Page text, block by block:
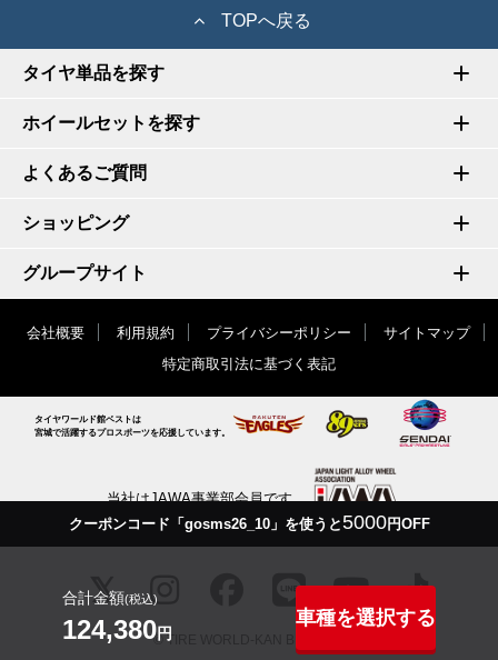
クーポンコード「gosms26_10」を使うと5000円OFF
合計金額(税込)
124,380円
車種を選択する
TOPへ戻る
タイヤ単品を探す
ホイールセットを探す
よくあるご質問
ショッピング
グループサイト
会社概要 利用規約 プライバシーポリシー
サイトマップ
特定商取引法に基づく表記
タイヤワールド館ベストは
宮城で活躍するプロスポーツを応援しています。
当社はJAWA事業部会員です
© TIRE WORLD-KAN BEST inc.